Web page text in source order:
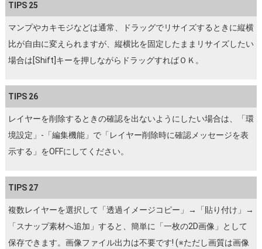
TIPS 25
マンプやカキモジなどは通常、ドラッグでリサイズするときに縦横
比が自由に変えられますが、縦横比を固定したままリサイズしたい
場合は[Shift]キーを押しながらドラッグすればＯＫ。
TIPS 26
レイヤーを削除するときの確認を出ないようにしたい場合は、「環
境設定」-「編集機能」で「レイヤー削除時に確認メッセージを表
示する」をOFFにしてください。
TIPS 27
複数レイヤーを選択して「透過イメージコピー」→「貼り付け」→
「スナップ素材へ追加」すると、簡単に「一枚の2D画像」として
保存できます。画像ファイル出力は不要です! (※ただし画質は画像